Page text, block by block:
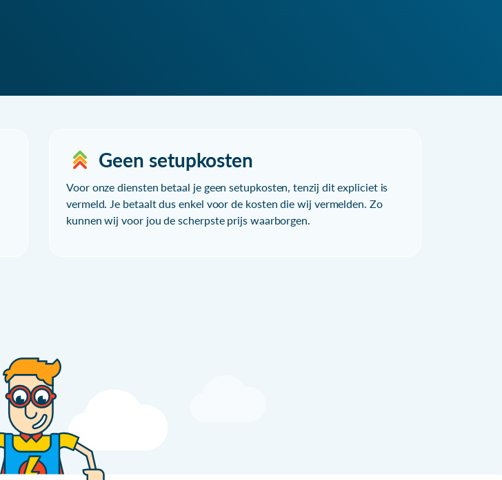
Geen setupkosten
Voor onze diensten betaal je geen setupkosten, tenzij dit expliciet is
vermeld. Je betaalt dus enkel voor de kosten die wij vermelden. Zo
kunnen wij voor jou de scherpste prijs waarborgen.